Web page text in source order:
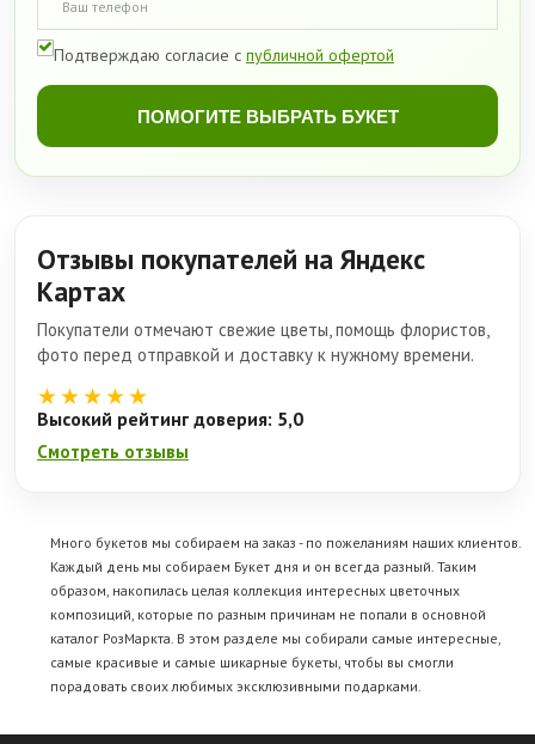
Подтверждаю согласие с публичной офертой
ПОМОГИТЕ ВЫБРАТЬ БУКЕТ
Отзывы покупателей на Яндекс
Картах
Покупатели отмечают свежие цветы, помощь флористов,
фото перед отправкой и доставку к нужному времени.
★★★★★
Высокий рейтинг доверия: 5,0
Смотреть отзывы
Много букетов мы собираем на заказ - по пожеланиям наших клиентов.
Каждый день мы собираем Букет дня и он всегда разный. Таким
образом, накопилась целая коллекция интересных цветочных
композиций, которые по разным причинам не попали в основной
каталог РозМаркта. В этом разделе мы собирали самые интересные,
самые красивые и самые шикарные букеты, чтобы вы смогли
порадовать своих любимых эксклюзивными подарками.